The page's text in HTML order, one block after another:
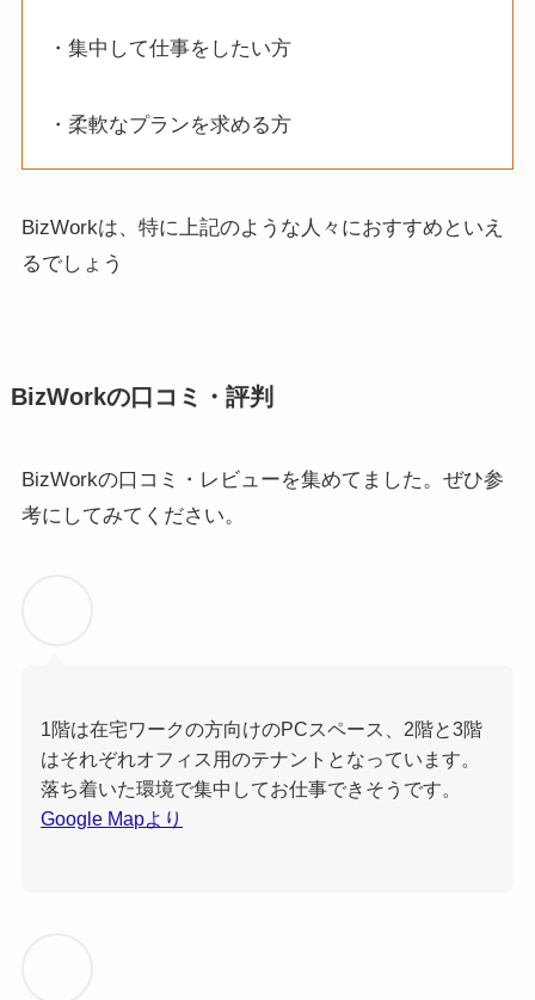
・集中して仕事をしたい方
・柔軟なプランを求める方
BizWorkは、特に上記のような人々におすすめといえ
るでしょう
BizWorkの口コミ・評判
BizWorkの口コミ・レビューを集めてました。ぜひ参
考にしてみてください。
1階は在宅ワークの方向けのPCスペース、2階と3階
はそれぞれオフィス用のテナントとなっています。
落ち着いた環境で集中してお仕事できそうです。
Google Mapより